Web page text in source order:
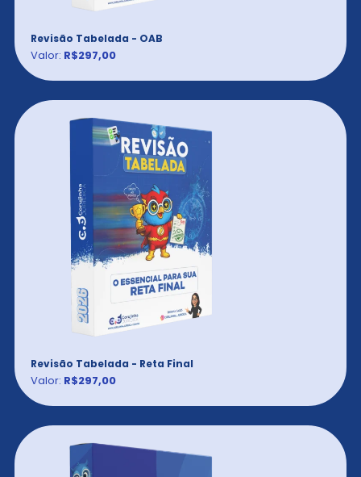
Revisão Tabelada - OAB
Valor: R$297,00
Revisão Tabelada - Reta Final
Valor: R$297,00